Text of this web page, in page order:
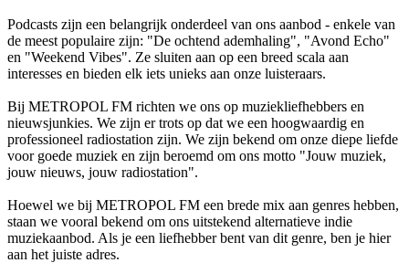
Podcasts zijn een belangrijk onderdeel van ons aanbod - enkele van
de meest populaire zijn: "De ochtend ademhaling", "Avond Echo"
en "Weekend Vibes". Ze sluiten aan op een breed scala aan
interesses en bieden elk iets unieks aan onze luisteraars.
Bij METROPOL FM richten we ons op muziekliefhebbers en
nieuwsjunkies. We zijn er trots op dat we een hoogwaardig en
professioneel radiostation zijn. We zijn bekend om onze diepe liefde
voor goede muziek en zijn beroemd om ons motto "Jouw muziek,
jouw nieuws, jouw radiostation".
Hoewel we bij METROPOL FM een brede mix aan genres hebben,
staan we vooral bekend om ons uitstekend alternatieve indie
muziekaanbod. Als je een liefhebber bent van dit genre, ben je hier
aan het juiste adres.